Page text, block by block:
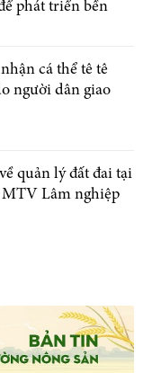
phát triển bền
cá thể tê tê
người dân giao
quản lý đất đai tại
Lâm nghiệp